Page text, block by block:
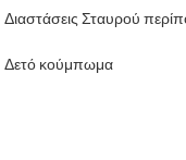
Διαστάσεις Σταυρού
Δετό κούμπωμα